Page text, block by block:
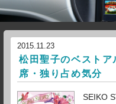
2015.11.23
松田聖子のベスト
席・独り占め気分
SEIKO